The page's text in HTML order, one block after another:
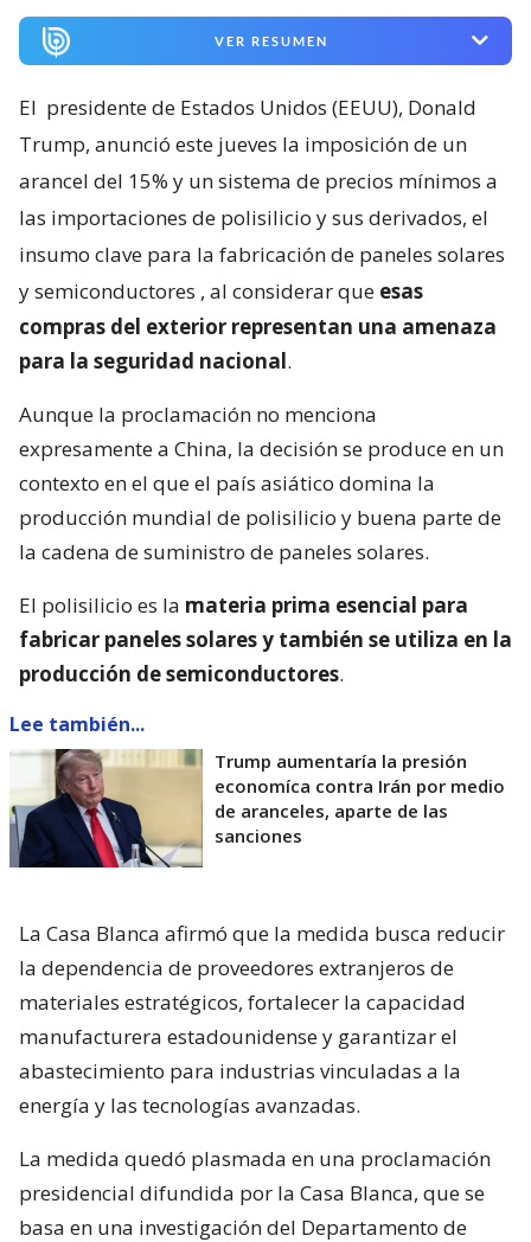
VER RESUMEN
El presidente de Estados Unidos (EEUU), Donald
Trump, anunció este jueves la imposición de un
arancel del 15% y un sistema de precios mínimos a
las importaciones de polisilicio y sus derivados, el
insumo clave para la fabricación de paneles solares
y semiconductores , al considerar que esas
compras del exterior representan una amenaza
para la seguridad nacional.
Aunque la proclamación no menciona
expresamente a China, la decisión se produce en un
contexto en el que el país asiático domina la
producción mundial de polisilicio y buena parte de
la cadena de suministro de paneles solares.
El polisilicio es la materia prima esencial para
fabricar paneles solares y también se utiliza en la
producción de semiconductores.
Lee también...
Trump aumentaría la presión
economíca contra Irán por medio
de aranceles, aparte de las
sanciones
La Casa Blanca afirmó que la medida busca reducir
la dependencia de proveedores extranjeros de
materiales estratégicos, fortalecer la capacidad
manufacturera estadounidense y garantizar el
abastecimiento para industrias vinculadas a la
energía y las tecnologías avanzadas.
La medida quedó plasmada en una proclamación
presidencial difundida por la Casa Blanca, que se
basa en una investigación del Departamento de